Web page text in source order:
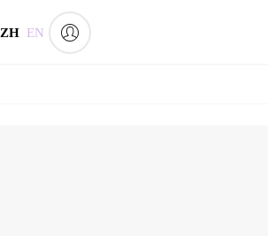
ZH EN